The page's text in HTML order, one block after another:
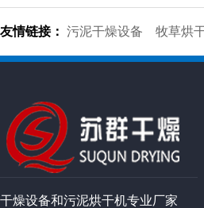
友情链接： 污泥干燥设备 牧草烘
干燥设备和污泥烘干机专业厂家